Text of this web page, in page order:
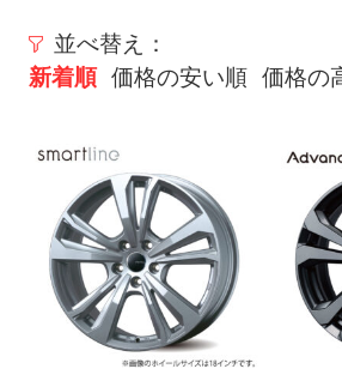
並べ替え：
新着順 価格の安い順 価格の